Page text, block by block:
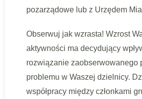
pozarządowe lub z Urzędem
Obserwuj jak wzrasta! Wzrost
aktywności ma decydujący
rozwiązanie zaobserwowanego
problemu w Waszej dzielnicy.
współpracy między członkami